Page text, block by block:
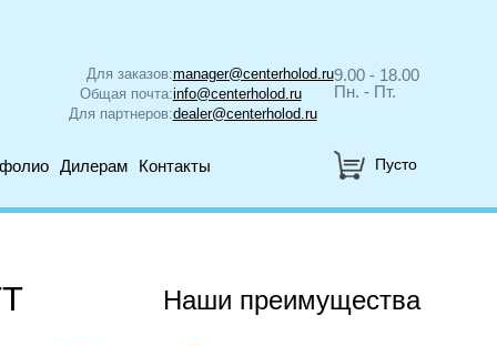
Для заказов:manager@centerholod.ru
Общая почта:info@centerholod.ru
Для партнеров:dealer@centerholod.ru
9.00 - 18.00
Пн. - Пт.
Дилерам Контакты Пусто
Наши преимущества